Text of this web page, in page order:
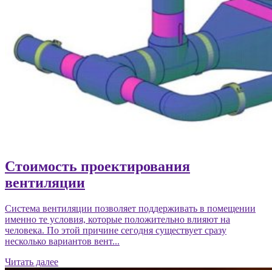
Стоимость проектирования
вентиляции
Система вентиляции позволяет поддерживать в помещении
именно те условия, которые положительно влияют на
человека. По этой причине сегодня существует сразу
несколько вариантов вент...
Читать далее